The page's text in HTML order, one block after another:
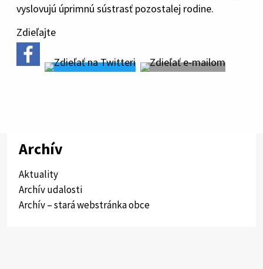
vyslovujú úprimnú sústrasť pozostalej rodine.
Zdieľajte
Archív
Aktuality
Archív udalosti
Archív – stará webstránka obce